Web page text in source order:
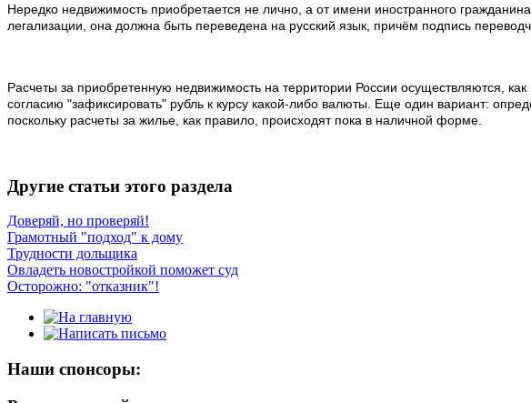
Нередко недвижимость приобретается не лично, а от имени иностранного
легализации, она должна быть переведена на русский язык, причём подпись
Расчеты за приобретенную недвижимость на территории России осуществляются,
согласию "зафиксировать" рубль к курсу какой-либо валюты. Еще один вариант:
поскольку расчеты за жилье, как правило, происходят пока в наличной форме.
Другие статьи этого раздела
Доверяй, но проверяй!
Грамотный "подход" к дому
Трудности дольщика
Овладеть новостройкой поможет суд
Осторожно: "отказник"!
Наши спонсоры: